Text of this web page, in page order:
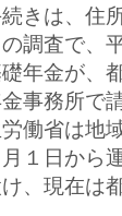
きは、住
調査で
年金が、
事務所で
働省は地
１日から
け、現在